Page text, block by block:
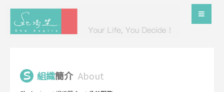
組織簡介 About